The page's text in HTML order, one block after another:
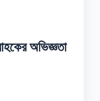
অভিজ্ঞতা